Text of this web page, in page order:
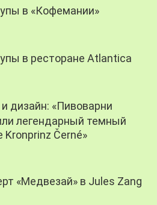
в «Кофемании»
в ресторане Atlantica
дизайн: «Пивоварни
легендарный темный
Kronprinz Černé»
«Медвезай» в Jules Zang